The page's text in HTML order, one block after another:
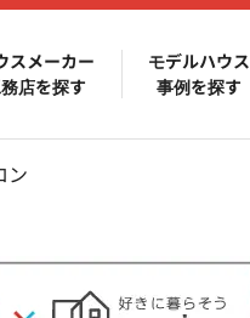
スメーカー
店を探す
モデルハウス
事例を探す
ン